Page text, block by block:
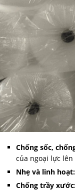
Chống sốc,
của ngoại lực lên
Nhẹ và linh hoạt:
Chống trầy